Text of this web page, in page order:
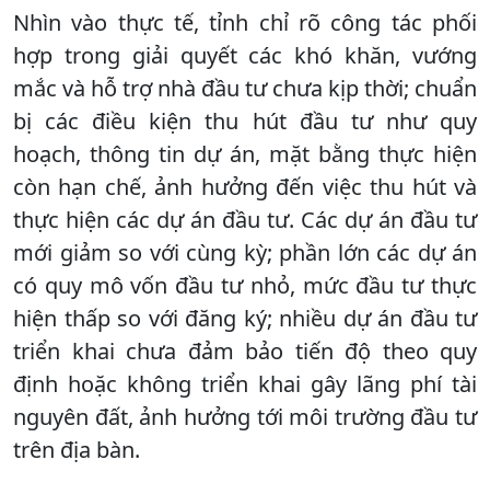
Nhìn vào thực tế, tỉnh chỉ rõ công tác phối
hợp trong giải quyết các khó khăn, vướng
mắc và hỗ trợ nhà đầu tư chưa kịp thời; chuẩn
bị các điều kiện thu hút đầu tư như quy
hoạch, thông tin dự án, mặt bằng thực hiện
còn hạn chế, ảnh hưởng đến việc thu hút và
thực hiện các dự án đầu tư. Các dự án đầu tư
mới giảm so với cùng kỳ; phần lớn các dự án
có quy mô vốn đầu tư nhỏ, mức đầu tư thực
hiện thấp so với đăng ký; nhiều dự án đầu tư
triển khai chưa đảm bảo tiến độ theo quy
định hoặc không triển khai gây lãng phí tài
nguyên đất, ảnh hưởng tới môi trường đầu tư
trên địa bàn.